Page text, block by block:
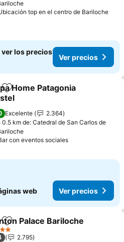
top en el centro de BarilocheVer
ver los precios
Ver precios
Añadir a favoritos
Home Patagonia
precios
Excelente
2.364
0.5 km de: Catedral de San Carlos de
con eventos socialesVer precios
web Ver precios
Añadir a favoritos
Palace Bariloche
2.795